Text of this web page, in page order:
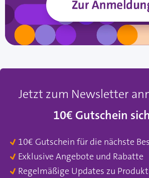
Jetzt zum Newsletter
10€ Gutschein
10€ Gutschein für die nächste
Exklusive Angebote und Rabatte
Regelmäßige Updates zu